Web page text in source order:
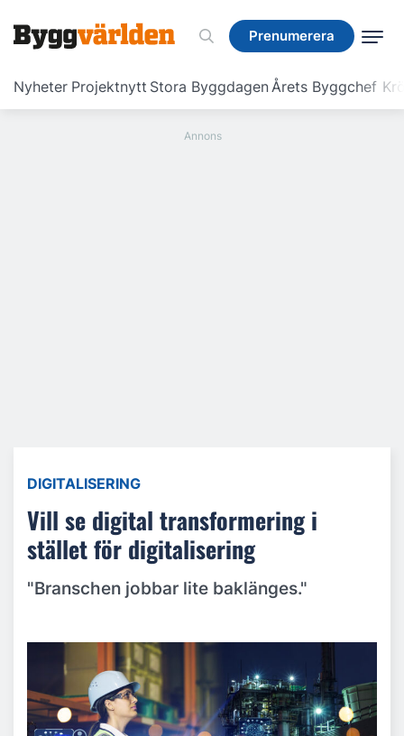
Prenumerera
Nyheter Projektnytt Stora ByggdagenÅrets Byggchef
Prenumerera
DIGITALISERING
Vill se digital transformering i
stället för digitalisering
"Branschen jobbar lite baklänges."